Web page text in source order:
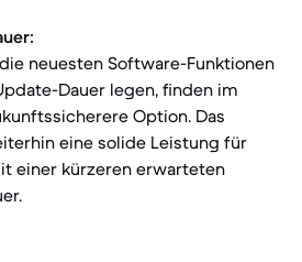
neuesten Software-Funktionen
Dauer legen, finden im
Option. Das
eine solide Leistung für
einer kürzeren erwarteten